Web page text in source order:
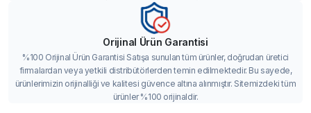
Orijinal Ürün Garantisi
%100 Orijinal Ürün Garantisi Satışa sunulan tüm ürünler, doğrudan üretici
firmalardan veya yetkili distribütörlerden temin edilmektedir. Bu sayede,
ürünlerimizin orijinalliği ve kalitesi güvence altına alınmıştır. Sitemizdeki tüm
ürünler %100 orijinaldir.